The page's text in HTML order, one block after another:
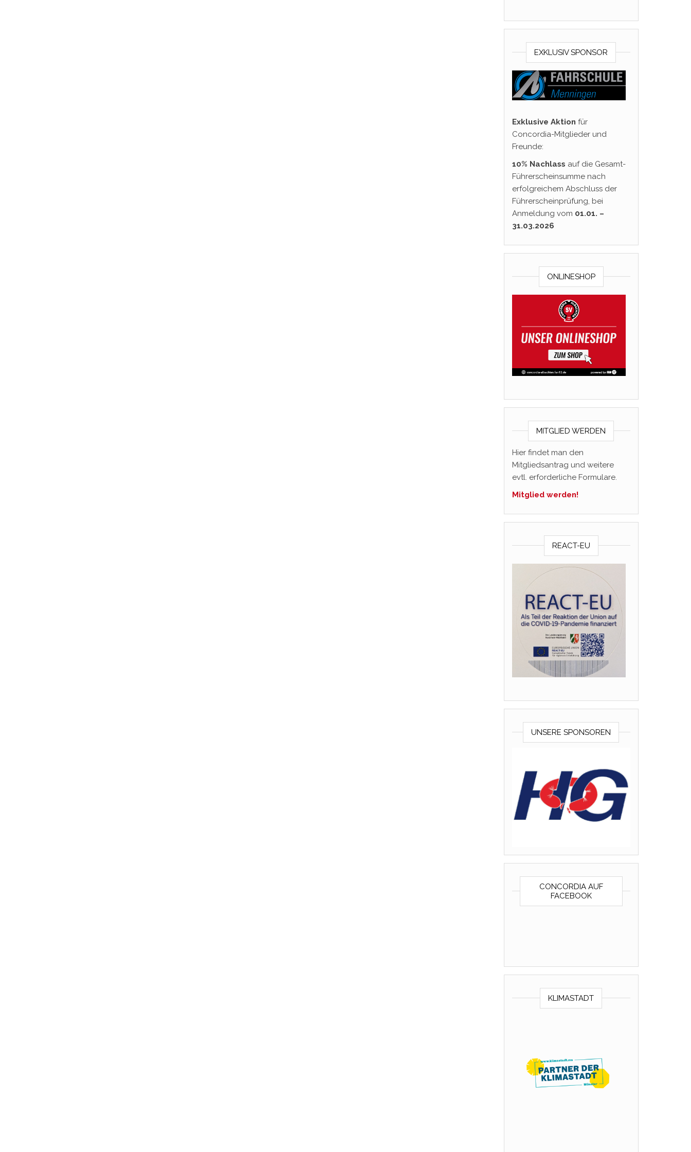
EXKLUSIV SPONSOR
Exklusive Aktion für
Concordia-Mitglieder und
Freunde:
10% Nachlass auf die Gesamt-
Führerscheinsumme nach
erfolgreichem Abschluss der
Führerscheinprüfung, bei
Anmeldung vom 01.01. –
31.03.2026
ONLINESHOP
MITGLIED WERDEN
Hier findet man den
Mitgliedsantrag und weitere
evtl. erforderliche Formulare.
Mitglied werden!
REACT-EU
UNSERE SPONSOREN
CONCORDIA AUF
FACEBOOK
KLIMASTADT